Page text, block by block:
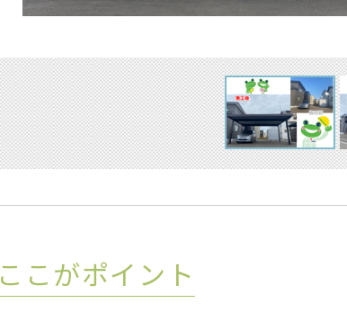
ここがポイント